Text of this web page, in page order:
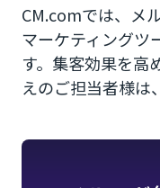
CM.comでは、メ
マーケティングツ
す。集客効果を高
えのご担当者様は